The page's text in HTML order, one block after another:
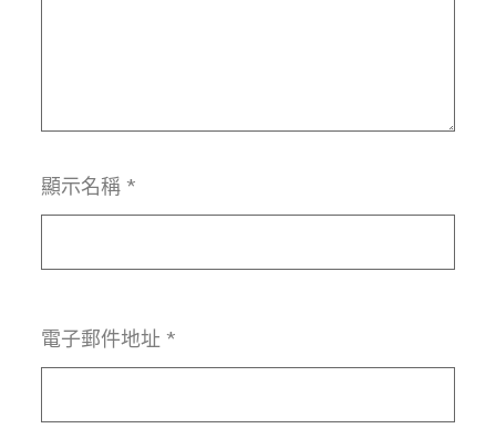
顯示名稱 *
電子郵件地址 *